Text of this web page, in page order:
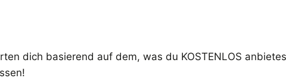
dich basierend auf dem, was du KOSTENLOS